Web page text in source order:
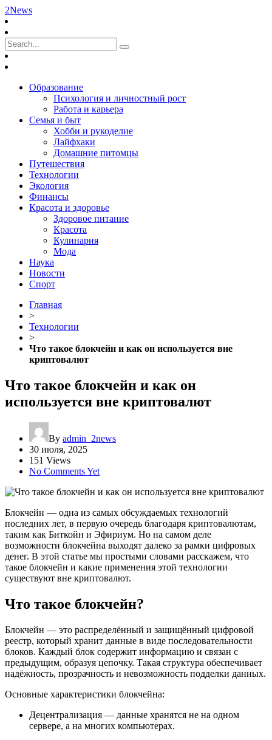
2News
Образование
Психология и личностный рост
Работа и карьера
Семья и быт
Хобби и рукоделие
Лайфхаки
Домашние питомцы
Путешествия
Технологии
Экология
Финансы
Красота и здоровье
Здоровое питание
Красота
Кулинария
Мода
Наука
Новости
Спорт
Главная
>
Технологии
>
Что такое блокчейн и как он используется вне
криптовалют
Что такое блокчейн и как он
используется вне криптовалют
By admin_2news
30 июля, 2025
151 Views
No Comments Yet
Блокчейн — одна из самых обсуждаемых технологий
последних лет, в первую очередь благодаря криптовалютам,
таким как Биткойн и Эфириум. Но на самом деле
возможности блокчейна выходят далеко за рамки цифровых
денег. В этой статье мы простыми словами расскажем, что
такое блокчейн и какие применения этой технологии
существуют вне криптовалют.
Что такое блокчейн?
Блокчейн — это распределённый и защищённый цифровой
реестр, который хранит данные в виде последовательности
блоков. Каждый блок содержит информацию и связан с
предыдущим, образуя цепочку. Такая структура обеспечивает
надёжность, прозрачность и невозможность подделки данных.
Основные характеристики блокчейна:
Децентрализация — данные хранятся не на одном
сервере, а на многих компьютерах.